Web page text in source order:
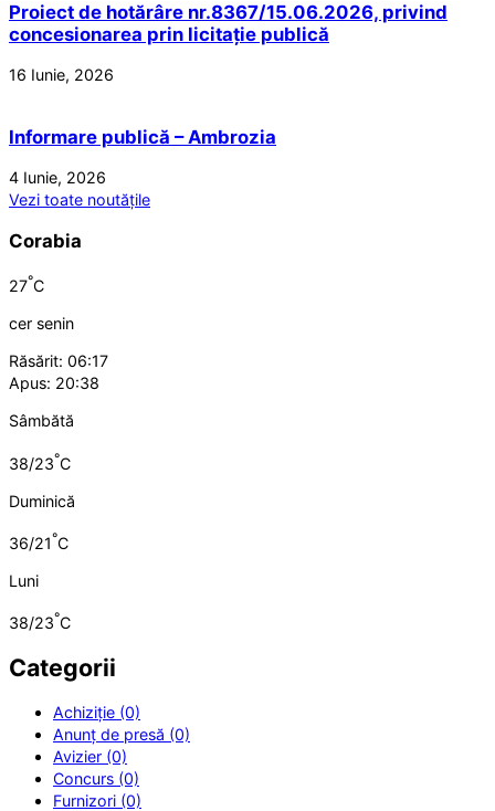
Proiect de hotărâre nr.8367/15.06.2026, privind
concesionarea prin licitație publică
16 Iunie, 2026
Informare publică – Ambrozia
4 Iunie, 2026
Vezi toate noutățile
Corabia
27°C
cer senin
Răsărit: 06:17
Apus: 20:38
Sâmbătă
38/23°C
Duminică
36/21°C
Luni
38/23°C
Categorii
Achiziție (0)
Anunț de presă (0)
Avizier (0)
Concurs (0)
Furnizori (0)